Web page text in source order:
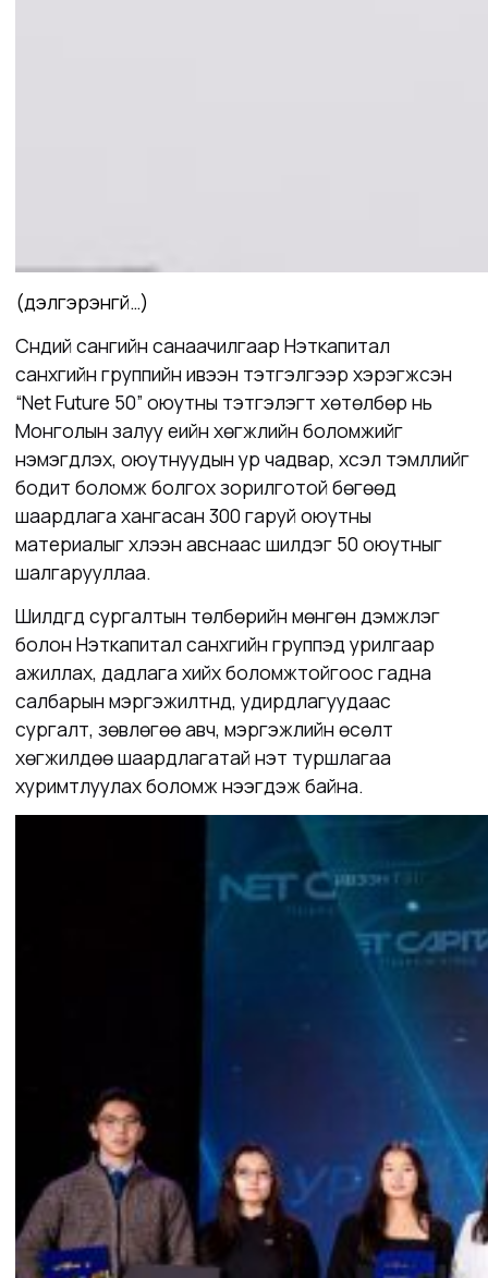
(дэлгэрэнгүй…)
Сүндий сангийн санаачилгаар Нэткапитал
санхүүгийн группийн ивээн тэтгэлгээр хэрэгжсэн
“Net Future 50” оюутны тэтгэлэгт хөтөлбөр нь
Монголын залуу үеийн хөгжлийн боломжийг
нэмэгдүүлэх, оюутнуудын ур чадвар, хүсэл тэмүүллийг
бодит боломж болгох зорилготой бөгөөд
шаардлага хангасан 300 гаруй оюутны
материалыг хүлээн авснаас шилдэг 50 оюутныг
шалгарууллаа.
Шилдгүүд сургалтын төлбөрийн мөнгөн дэмжлэг
болон Нэткапитал санхүүгийн группэд урилгаар
ажиллах, дадлага хийх боломжтойгоос гадна
салбарын мэргэжилтнүүд, удирдлагуудаас
сургалт, зөвлөгөө авч, мэргэжлийн өсөлт
хөгжилдөө шаардлагатай үнэт туршлагаа
хуримтлуулах боломж нээгдэж байна.